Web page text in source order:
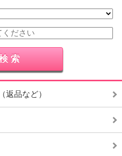
返品など）